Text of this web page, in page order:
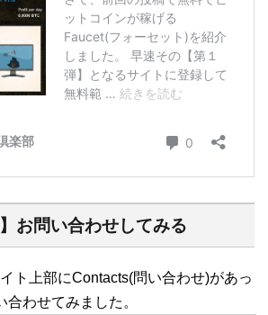
お問い合わせしてみる
ト上部にContacts(問い合わせ)があっ
わせてみました。